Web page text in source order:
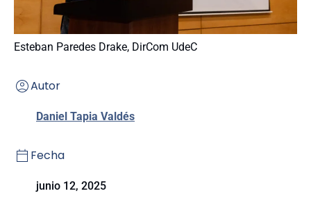
Esteban Paredes Drake, DirCom UdeC
Autor
Daniel Tapia Valdés
Fecha
junio 12, 2025